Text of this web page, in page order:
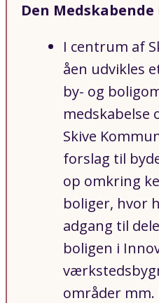
Den Medskabende
I centrum af
åen udvikles
by- og
medskabelse
Skive
forslag til
op omkring
boliger, hvor
adgang til
boligen i
områder